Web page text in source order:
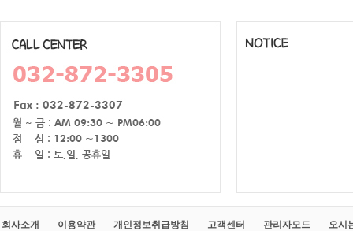
회사소개 이용약관 개인정보취급방침 고객센터 관리자모드 오시